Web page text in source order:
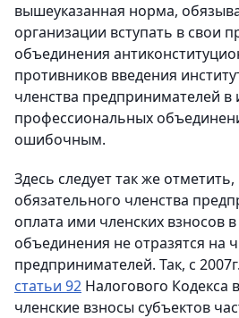
вышеуказанная норма,
организации вступать в свои
объединения
противников введения
членства предпринимателей в
профессиональных
ошибочным.
Здесь следует так же
обязательного членства
оплата ими членских взносов
объединения не отразятся на
предпринимателей. Так, с
статьи 92 Налогового Кодекса
членские взносы субъектов